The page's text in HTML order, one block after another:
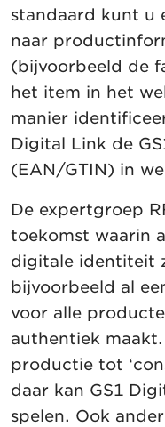
standaard kunt u
naar
(bijvoorbeeld de
het item in het
manier
Digital Link de
(EAN/GTIN) in
De expertgroep
toekomst waarin
digitale identiteit
bijvoorbeeld al
voor alle
authentiek
productie tot
daar kan GS1
spelen. Ook